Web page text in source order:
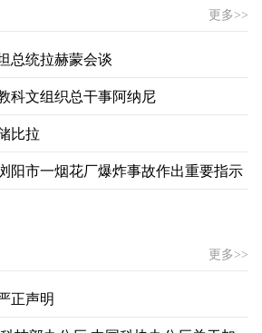
更多>>
总统拉赫蒙会谈
科文组织总干事阿纳尼
比拉
阳市一烟花厂爆炸事故作出重要指示
更多>>
正声明